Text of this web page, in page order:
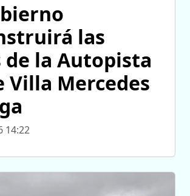
las
de la Autopista
Villa Mercedes
14:22